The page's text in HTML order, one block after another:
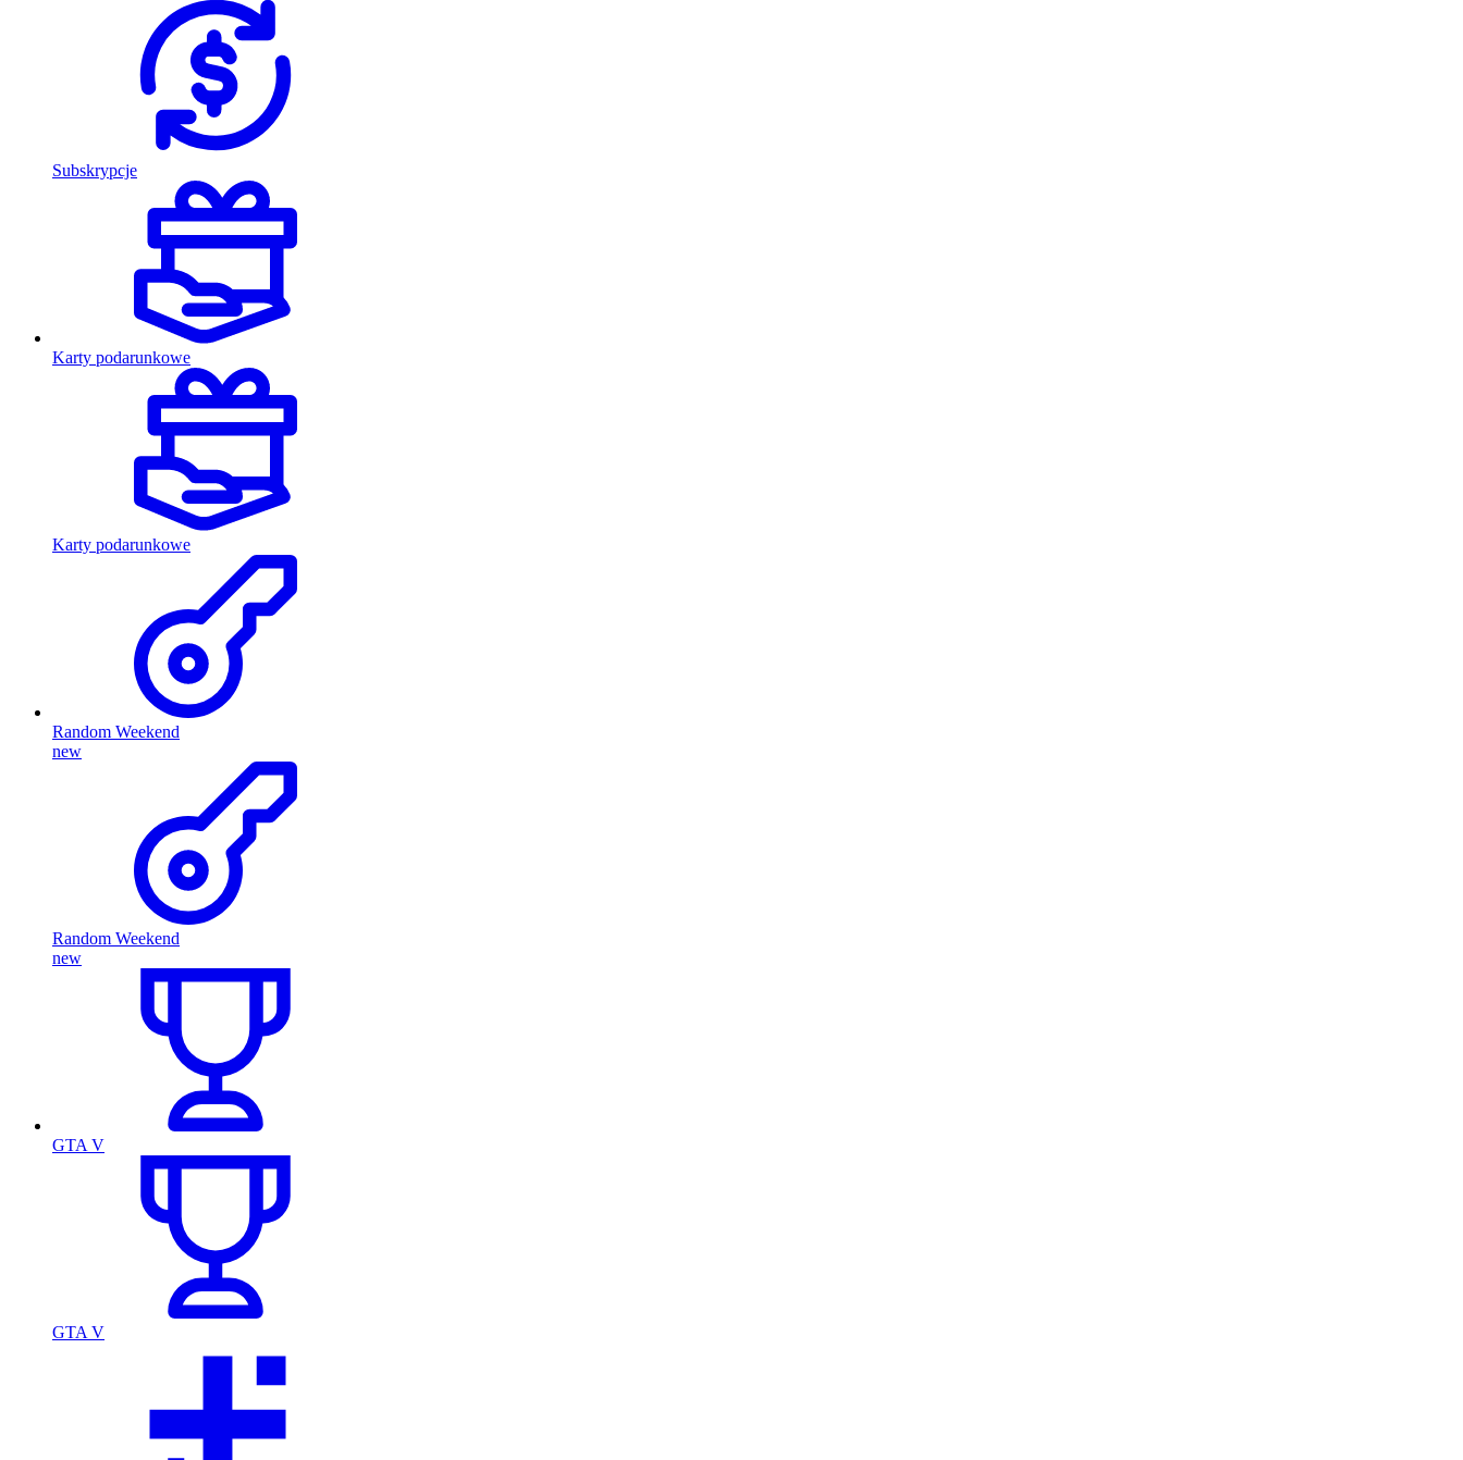
Subskrypcje
Karty podarunkowe
Karty podarunkowe
Random Weekend
new
Random Weekend
new
GTA V
GTA V